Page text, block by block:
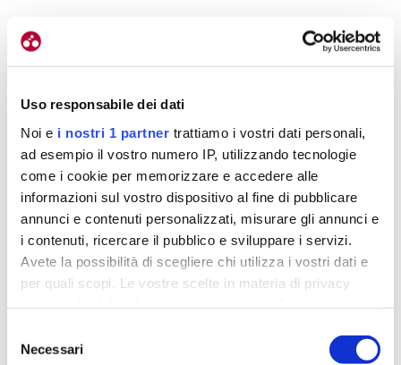
Uso responsabile dei dati
Noi e i nostri 1 partner trattiamo i vostri dati personali,
ad esempio il vostro numero IP, utilizzando tecnologie
come i cookie per memorizzare e accedere alle
informazioni sul vostro dispositivo al fine di pubblicare
annunci e contenuti personalizzati, misurare gli annunci e
i contenuti, ricercare il pubblico e sviluppare i servizi.
Avete la possibilità di scegliere chi utilizza i vostri dati e
per quali scopi. Le vostre scelte in materia di privacy
revocare il proprio consenso in qualsiasi momento dalla
delNecessari
Come spesso accade i colombiani sono istintivi e
generosi in corsa. Attaccano e contrattaccano. A
che è successo ad Ardila nell’ultima frazione
dell’Avenir, la tappa regina con Madeleine, Iseran e
Piccolo San Bernardo. Andres ha fatto lavorare i
suoi connazionali salendo verso i 2.770 metri
dell’Iseran. Era convinto di attaccare. Prima del via si
fregava le mani. Aspettava questo “puerto”, come
dice lui, ma in realtà la sua azione e quella dei suoi
compagni ha spianato la strada allo spagnolo
Carlos Rodriguez. Mentre lui è “naufragato”.
passaggi a vuoto. E non bisogna poi guardare ai